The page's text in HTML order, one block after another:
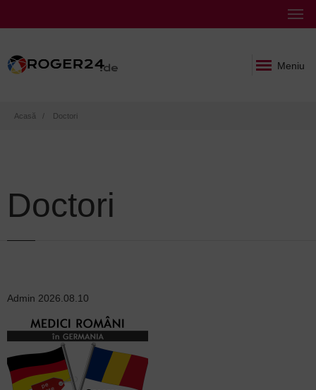
Meniu
Breadcrumb
Acasă Doctori
Doctori
Admin 2026.08.10